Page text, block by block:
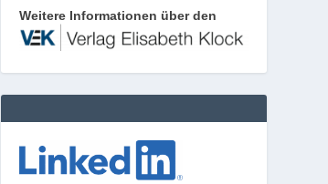
Weitere Informationen über den